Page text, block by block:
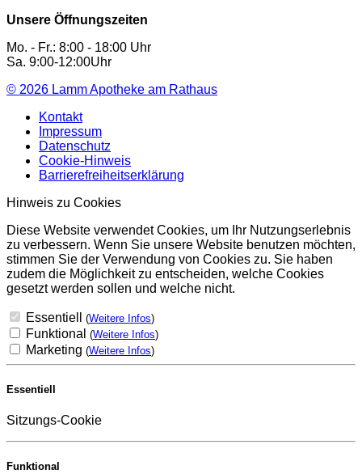
Unsere Öffnungszeiten
Mo. - Fr.: 8:00 - 18:00 Uhr
Sa. 9:00-12:00Uhr
© 2026 Lamm Apotheke am Rathaus
Kontakt
Impressum
Datenschutz
Cookie-Hinweis
Barrierefreiheitserklärung
Hinweis zu Cookies
Diese Website verwendet Cookies, um Ihr Nutzungserlebnis
zu verbessern. Wenn Sie unsere Website benutzen möchten,
stimmen Sie der Verwendung von Cookies zu. Sie haben
zudem die Möglichkeit zu entscheiden, welche Cookies
gesetzt werden sollen und welche nicht.
Essentiell (Weitere Infos)
Funktional (Weitere Infos)
Marketing (Weitere Infos)
Essentiell
Sitzungs-Cookie
Funktional